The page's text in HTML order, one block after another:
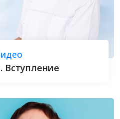
Вступление